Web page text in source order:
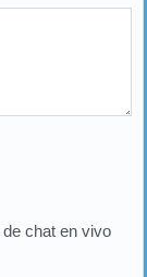
chat en vivo